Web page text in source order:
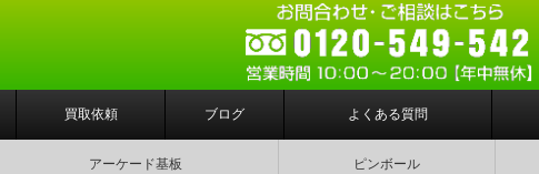
買取依頼 ブログ よくある質問
アーケード基板 ピンボール